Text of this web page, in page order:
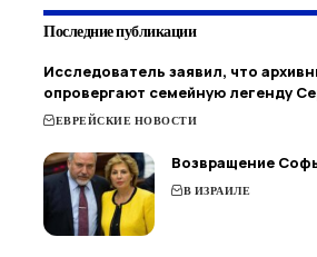
Последние публикации
Исследователь заявил, что
опровергают семейную легенду
ЕВРЕЙСКИЕ НОВОСТИ
Возвращение
В ИЗРАИЛЕ